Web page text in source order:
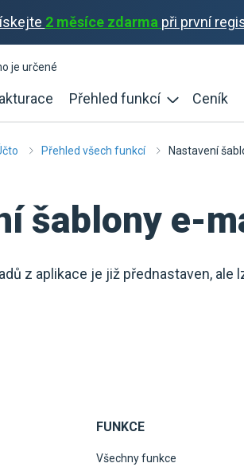
2 měsíce zdarma při první
Přehled funkcí Ceník
je určené
Přehled všech funkcí Nastavení
šablony e-
z aplikace je již přednastaven, ale
FUNKCE
Všechny funkce